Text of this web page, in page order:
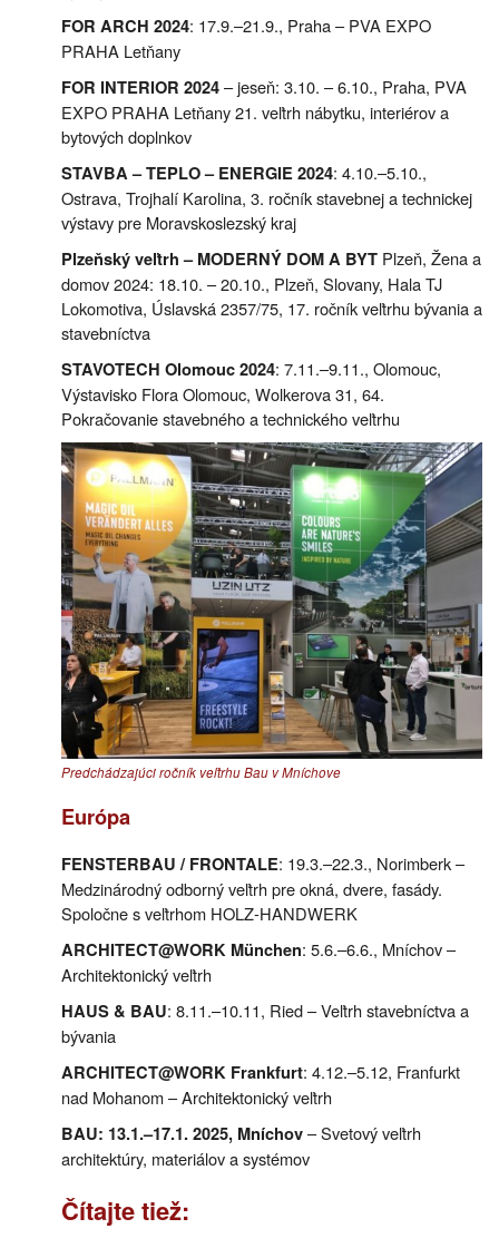
FOR ARCH 2024: 17.9.–21.9., Praha – PVA EXPO
PRAHA Letňany
FOR INTERIOR 2024– jeseň: 3.10. – 6.10., Praha, PVA
EXPO PRAHA Letňany 21. veľtrh nábytku, interiérov a
bytových doplnkov
STAVBA – TEPLO – ENERGIE 2024: 4.10.–5.10.,
Ostrava, Trojhalí Karolina, 3. ročník stavebnej a technickej
výstavy pre Moravskoslezský kraj
Plzeňský veľtrh – MODERNÝ DOM A BYT Plzeň, Žena a
domov 2024: 18.10. – 20.10., Plzeň, Slovany, Hala TJ
Lokomotiva, Úslavská 2357/75, 17. ročník veľtrhu bývania a
stavebníctva
STAVOTECH Olomouc 2024: 7.11.–9.11., Olomouc,
Výstavisko Flora Olomouc, Wolkerova 31, 64.
Pokračovanie stavebného a technického veľtrhu
Predchádzajúci ročník veľtrhu Bau v Mníchove
Európa
FENSTERBAU / FRONTALE: 19.3.–22.3., Norimberk –
Medzinárodný odborný veľtrh pre okná, dvere, fasády.
Spoločne s veľtrhom HOLZ-HANDWERK
ARCHITECT@WORK München: 5.6.–6.6., Mníchov –
Architektonický veľtrh
HAUS & BAU: 8.11.–10.11, Ried – Veľtrh stavebníctva a
bývania
ARCHITECT@WORK Frankfurt: 4.12.–5.12, Franfurkt
nad Mohanom – Architektonický veľtrh
BAU: 13.1.–17.1. 2025, Mníchov– Svetový veľtrh
architektúry, materiálov a systémov
Čítajte tiež: